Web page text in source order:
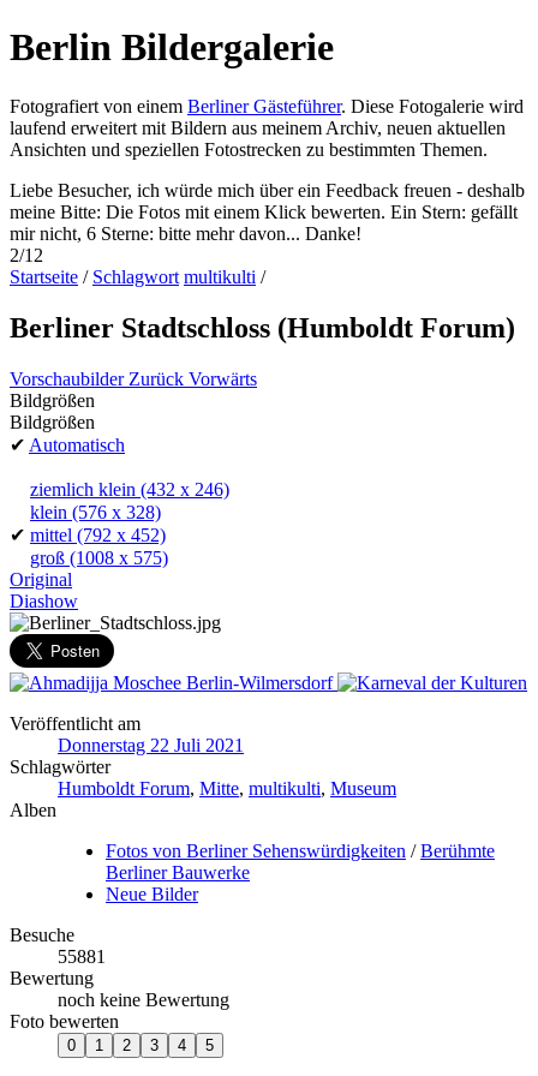
Berlin Bildergalerie
Fotografiert von einem Berliner Gästeführer. Diese Fotogalerie wird
laufend erweitert mit Bildern aus meinem Archiv, neuen aktuellen
Ansichten und speziellen Fotostrecken zu bestimmten Themen.
Liebe Besucher, ich würde mich über ein Feedback freuen - deshalb
meine Bitte: Die Fotos mit einem Klick bewerten. Ein Stern: gefällt
mir nicht, 6 Sterne: bitte mehr davon... Danke!
2/12
Startseite / Schlagwort multikulti /
Berliner Stadtschloss (Humboldt Forum)
Vorschaubilder Zurück Vorwärts
Bildgrößen
Bildgrößen
✔ Automatisch
ziemlich klein (432 x 246)
klein (576 x 328)
✔ mittel (792 x 452)
groß (1008 x 575)
Original
Diashow
Veröffentlicht am
Donnerstag 22 Juli 2021
Schlagwörter
Humboldt Forum, Mitte, multikulti, Museum
Alben
Fotos von Berliner Sehenswürdigkeiten /Berühmte
Berliner Bauwerke
Neue Bilder
Besuche
55881
Bewertung
noch keine Bewertung
Foto bewerten